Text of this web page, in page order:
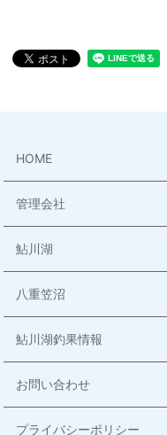
HOME
管理会社
鮎川湖
八重笠沼
鮎川湖釣果情報
お問い合わせ
プライバシーポリシー